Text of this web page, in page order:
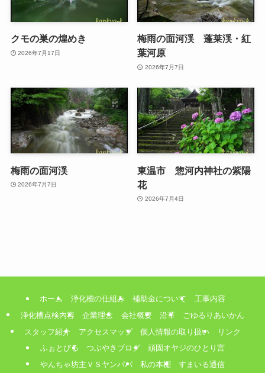
クモの巣の煌めき
2026年7月17日
梅雨の面河渓 蓬莱渓・紅
葉河原
2026年7月7日
梅雨の面河渓
2026年7月7日
東温市 惣河内神社の紫陽
花
2026年7月4日
ホーム 浄化槽の仕組み 補助金について
工事内容
浄化槽点検内容
企業理念 会社概要 沿革
ごゆるりあいかん
スタッフ紹介
アクセスマップ 個人情報の取り扱い
リンク
ふぉとびる
つぶやきブログ
頑固オヤジのひとり言
やんちゃ坊主ＶＳヤンパパ
私の本棚 すまいる通信